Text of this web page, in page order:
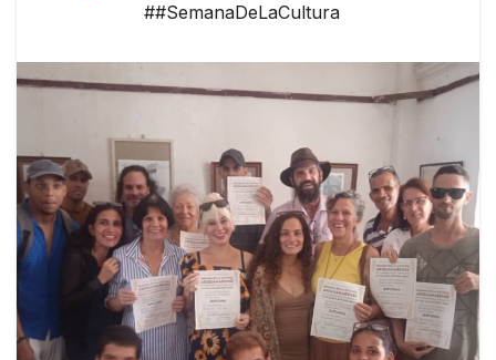
##SemanaDeLaCultura